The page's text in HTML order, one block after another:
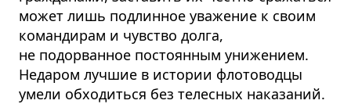
может лишь подлинное уважение к своим
командирам и чувство долга,
не подорванное постоянным унижением.
Недаром лучшие в истории флотоводцы
умели обходиться без телесных наказаний.